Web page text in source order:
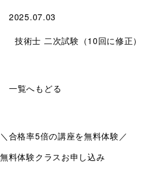
2025.07.03
技術士 二次試験（10回に修正）
一覧へもどる
＼合格率5倍の講座を無料体験／
無料体験クラスお申し込み